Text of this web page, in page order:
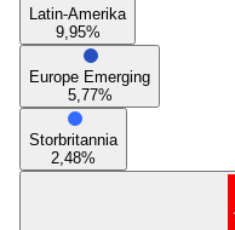
Latin-Amerika
9,95%
Europe Emerging
5,77%
Storbritannia
2,48%